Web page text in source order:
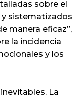
sobre el
y sistematizados
manera eficaz”,
la incidencia
y los
La